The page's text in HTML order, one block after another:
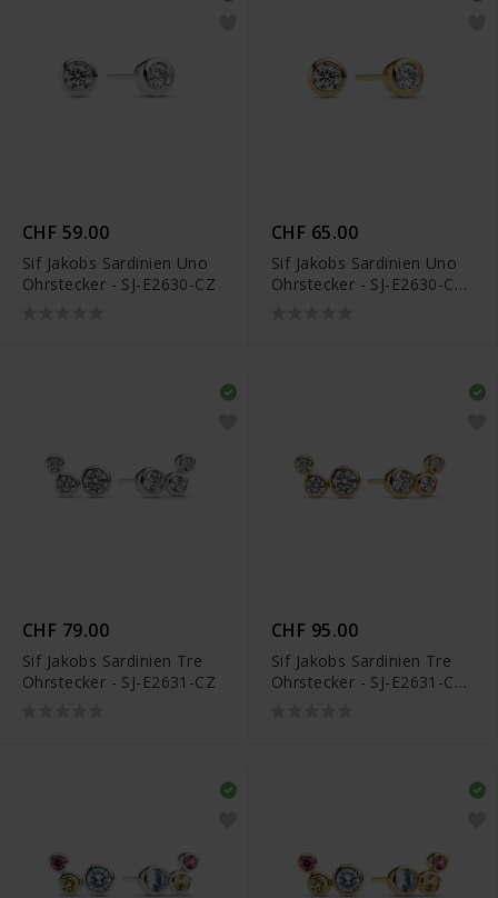
CHF 59.00
Sif Jakobs Sardinien Uno
Ohrstecker - SJ-E2630-CZ
CHF 65.00
Sif Jakobs Sardinien Uno
Ohrstecker - SJ-E2630-CZ-
CHF 79.00
Sif Jakobs Sardinien Tre
Ohrstecker - SJ-E2631-CZ
CHF 95.00
Sif Jakobs Sardinien Tre
Ohrstecker - SJ-E2631-CZ-